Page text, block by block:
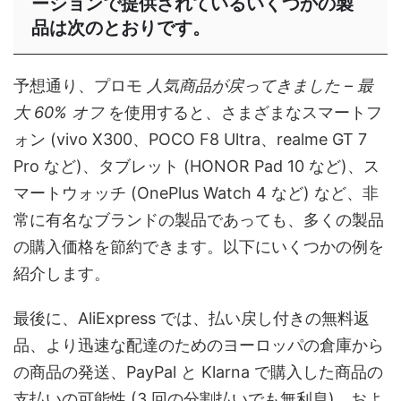
品は次のとおりです。
予想通り、プロモ 人気商品が戻ってきました – 最
大 60% オフを使用すると、さまざまなスマートフ
ォン (vivo X300、POCO F8 Ultra、realme GT 7
Pro など)、タブレット (HONOR Pad 10 など)、ス
マートウォッチ (OnePlus Watch 4 など) など、非
常に有名なブランドの製品であっても、多くの製品
の購入価格を節約できます。以下にいくつかの例を
紹介します。
最後に、AliExpress では、払い戻し付きの無料返
品、より迅速な配達のためのヨーロッパの倉庫から
の商品の発送、PayPal と Klarna で購入した商品の